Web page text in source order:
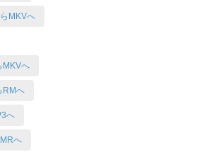
MKVへ
MKVへ
RMへ
へ
へ